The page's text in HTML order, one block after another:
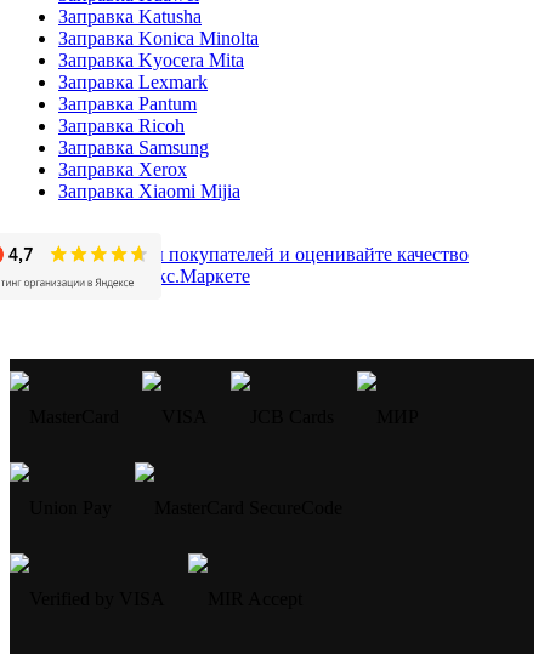
Заправка Katusha
Заправка Konica Minolta
Заправка Kyocera Mita
Заправка Lexmark
Заправка Pantum
Заправка Ricoh
Заправка Samsung
Заправка Xerox
Заправка Xiaomi Mijia